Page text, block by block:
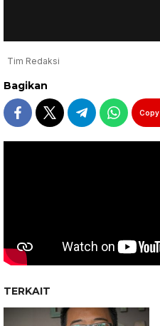
Tim Redaksi
Bagikan
TERKAIT